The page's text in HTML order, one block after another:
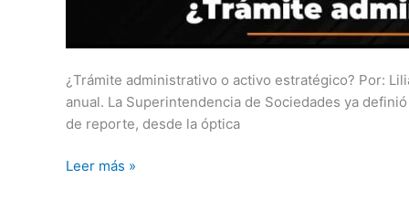
¿Trámite administrativo o activo estratégico? Por:
anual. La Superintendencia de Sociedades ya
de reporte, desde la óptica
Leer más »